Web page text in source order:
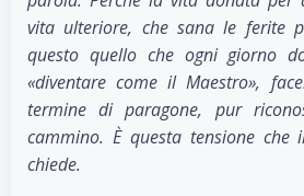
vita ulteriore, che sana le ferite
questo quello che ogni giorno
«diventare come il Maestro»,
termine di paragone, pur
cammino. È questa tensione che
chiede.